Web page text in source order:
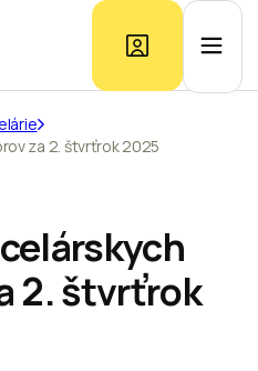
Ponuka kancelárií
Prieskum trhu
Kontakt
za 2. štvrťrok 2025
2. štvrťrok